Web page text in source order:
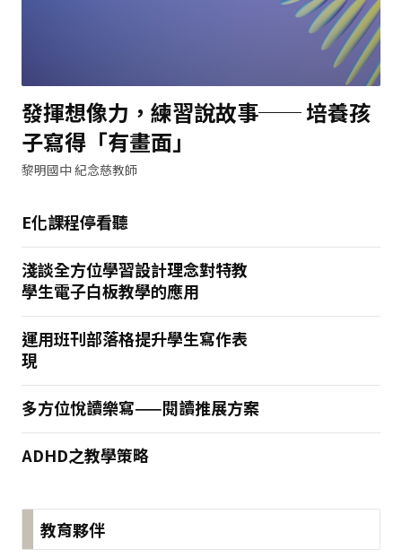
發揮想像力，練習說故事── 培養孩
子寫得「有畫面」
黎明國中 紀念慈教師
E化課程停看聽
淺談全方位學習設計理念對特教
學生電子白板教學的應用
運用班刊部落格提升學生寫作表
現
多方位悅讀樂寫——閱讀推展方案
ADHD之教學策略
教育夥伴